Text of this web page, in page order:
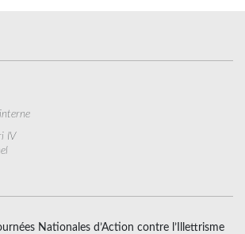
IV
Nationales d’Action contre l’Illettrisme